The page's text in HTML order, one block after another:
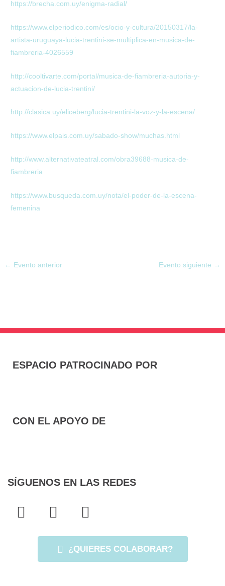
https://brecha.com.uy/enigma-radial/
https://www.elperiodico.com/es/ocio-y-cultura/20150317/la-
artista-uruguaya-lucia-trentini-se-multiplica-en-musica-de-
fiambreria-4026559
http://cooltivarte.com/portal/musica-de-fiambreria-autoria-y-
actuacion-de-lucia-trentini/
http://clasica.uy/eliceberg/lucia-trentini-la-voz-y-la-escena/
https://www.elpais.com.uy/sabado-show/muchas.html
http://www.alternativateatral.com/obra39688-musica-de-
fiambreria
https://www.busqueda.com.uy/nota/el-poder-de-la-escena-
femenina
← Evento anterior Evento siguiente →
ESPACIO PATROCINADO POR
CON EL APOYO DE
SÍGUENOS EN LAS REDES
F
a
T
w
i
t
I
n
s
t
a
¿QUIERES COLABORAR?